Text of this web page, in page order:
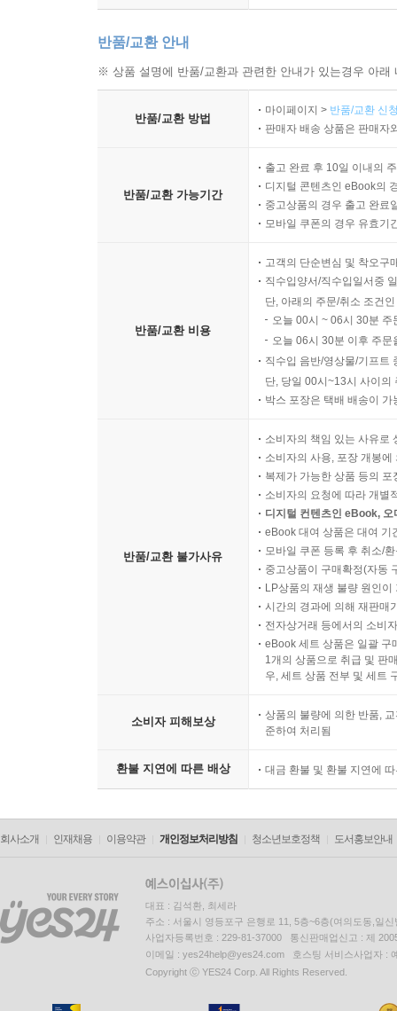
반품/교환 안내
※ 상품 설명에 반품/교환과 관련한 안내가 있는경우 아
반품/교환 방법
마이페이지 > 반품/교환 신
판매자 배송 상품은 판매자
반품/교환 가능기간
출고 완료 후 10일 이내의
디지털 콘텐츠인 eBook의
중고상품의 경우 출고 완료
모바일 쿠폰의 경우 유효기
반품/교환 비용
고객의 단순변심 및 착오구
직수입양서/직수입일서중
단, 아래의 주문/취소 조건
오늘 00시 ~ 06시 30분
오늘 06시 30분 이후 주
직수입 음반/영상물/기프트
단, 당일 00시~13시 사이의
박스 포장은 택배 배송이
반품/교환 불가사유
소비자의 책임 있는 사유로
소비자의 사용, 포장 개봉
복제가 가능한 상품 등의
소비자의 요청에 따라 개별
디지털 컨텐츠인 eBook,
eBook 대여 상품은 대여 기
모바일 쿠폰 등록 후 취소/
중고상품이 구매확정(자동
LP상품의 재생 불량 원인
시간의 경과에 의해 재판매
전자상거래 등에서의 소비
eBook 세트 상품은 일괄 구
1개의 상품으로 취급 및 판
우, 세트 상품 전부 및 세트
소비자 피해보상
상품의 불량에 의한 반품,
준하여 처리됨
환불 지연에 따른 배상 대금 환불 및 환불 지연에
회사소개 인재채용 이용약관 개인정보처리방침 청소년보호정책 도서홍보안내
대표 : 김석환, 최세라
주소 : 서울시 영등포구 은행로 11, 5층~6층(여의도동,일신
사업자등록번호 : 229-81-37000 통신판매업신고 : 제
이메일 : yes24help@yes24.com 호스팅 서비스사업자 :
Copyright ⓒ YES24 Corp. All Rights Reserved.